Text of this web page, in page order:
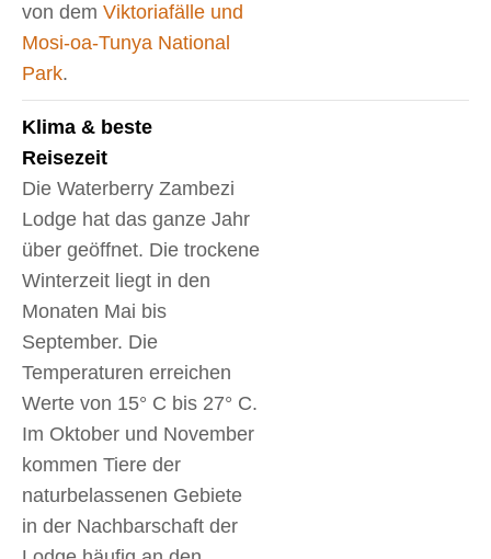
von dem Viktoriafälle und
Mosi-oa-Tunya National
Park.
Klima & beste
Reisezeit
Die Waterberry Zambezi
Lodge hat das ganze Jahr
über geöffnet. Die trockene
Winterzeit liegt in den
Monaten Mai bis
September. Die
Temperaturen erreichen
Werte von 15° C bis 27° C.
Im Oktober und November
kommen Tiere der
naturbelassenen Gebiete
in der Nachbarschaft der